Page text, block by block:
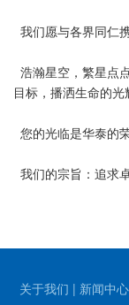
我们愿与各界同仁
浩瀚星空，繁星点
目标，播洒生命的光
您的光临是华泰的
我们的宗旨：追求
关于我们 | 新闻中心